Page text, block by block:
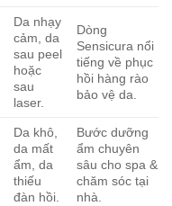
Da nhạy
cảm, da
sau peel
hoặc
sau
laser.
Dòng
Sensicura nổi
tiếng về phục
hồi hàng rào
bảo vệ da.
Da khô,
da mất
ẩm, da
thiếu
đàn hồi.
Bước dưỡng
ẩm chuyên
sâu cho spa &
chăm sóc tại
nhà.